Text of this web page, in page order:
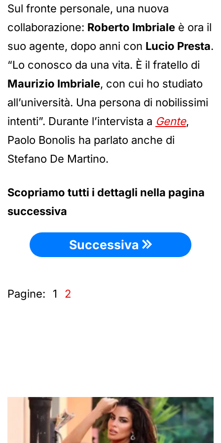
Sul fronte personale, una nuova
collaborazione: Roberto Imbriale è ora il
suo agente, dopo anni con Lucio Presta.
“Lo conosco da una vita. È il fratello di
Maurizio Imbriale, con cui ho studiato
all’università. Una persona di nobilissimi
intenti”. Durante l’intervista a Gente,
Paolo Bonolis ha parlato anche di
Stefano De Martino.
Scopriamo tutti i dettagli nella pagina
successiva
Successiva
Pagine: 1 2